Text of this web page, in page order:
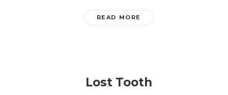
READ MORE
Lost Tooth